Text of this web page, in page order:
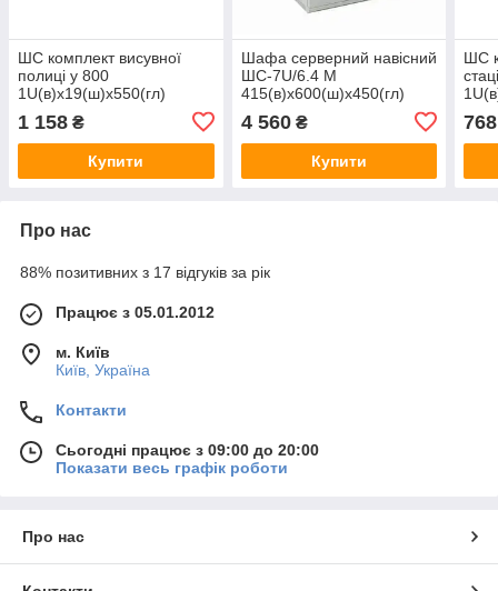
ШС комплект висувної
полиці у 800
1U(в)х19(ш)х550(гл)
1 158 ₴
Купити
Шафа серверний навісний
ШС-7U/6.4 М
415(в)х600(ш)х450(гл)
4 560₴
Купити
ШС
768
Про нас
88% позитивних з 17 відгуків за рік
Працює з 05.01.2012
м. Київ
Київ, Україна
Контакти
Сьогодні працює з 09:00 до 20:00
Показати весь графік роботи
Про нас